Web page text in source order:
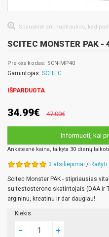
Spauskite ant nuotraukos, kad
SCITEC MONSTER PAK -
Prekės kodas: SCN-MP40
Gamintojas: SCITEC
IŠPARDUOTA
34.99€ 47.00€
Informuoti, kai
Ankstesnė kaina, taikyta 30 dienų
3 atsiliepimai /
Scitec Monster PAK - stipriausias
su testosterono skatintojais (DAA ir
argininu, kreatinu ir dar daugiau!
Kiekis